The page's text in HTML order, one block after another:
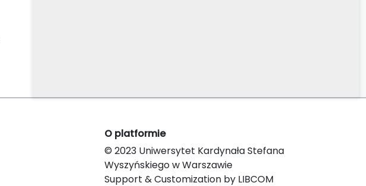
O platformie
© 2023 Uniwersytet Kardynała Stefana
Wyszyńskiego w Warszawie
Support & Customization by LIBCOM